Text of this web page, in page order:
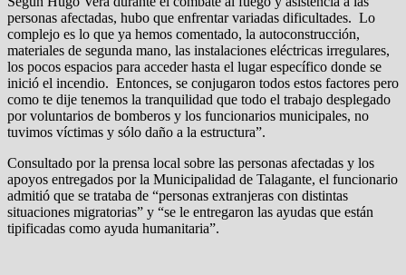
personas afectadas, hubo que enfrentar variadas dificultades. Lo
complejo es lo que ya hemos comentado, la autoconstrucción,
materiales de segunda mano, las instalaciones eléctricas irregulares,
los pocos espacios para acceder hasta el lugar específico donde se
inició el incendio. Entonces, se conjugaron todos estos factores pero
como te dije tenemos la tranquilidad que todo el trabajo desplegado
por voluntarios de bomberos y los funcionarios municipales, no
tuvimos víctimas y sólo daño a la estructura”.
Consultado por la prensa local sobre las personas afectadas y los
apoyos entregados por la Municipalidad de Talagante, el funcionario
admitió que se trataba de “personas extranjeras con distintas
situaciones migratorias” y “se le entregaron las ayudas que están
tipificadas como ayuda humanitaria”.